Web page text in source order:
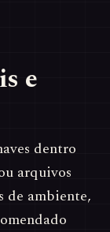
e
dentro
arquivos
de ambiente,